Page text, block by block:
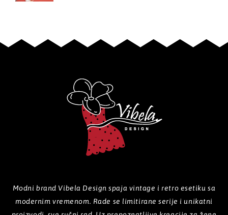
Modni brand Vibela Design spaja vintage i retro esetiku sa
modernim vremenom. Rade se limitirane serije i unikatni